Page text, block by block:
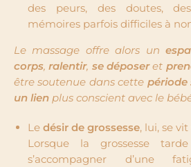
des peurs, des doutes,
mémoires parfois difficiles à
Le massage offre alors un
corps,ralentir, se déposeret
être soutenue dans cette période
un lien plus conscient avec le
Le désir de grossesse, lui, se
Lorsque la grossesse
s’accompagner d’une